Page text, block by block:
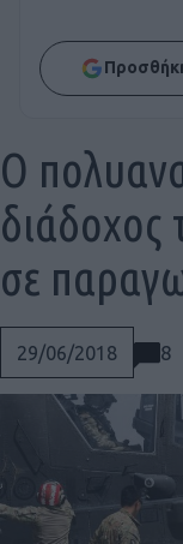
29/06/2018 8
Ο
σε